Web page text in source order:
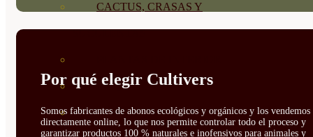
CACTUS, CRASAS Y
SUCULENTAS
ORQUIDEAS
ORNAMENTALES
Por qué elegir Cultivers
Somos fabricantes de abonos ecológicos y orgánicos y los vendemos
directamente online, lo que nos permite controlar todo el proceso y
garantizar productos 100 % naturales e inofensivos para animales y